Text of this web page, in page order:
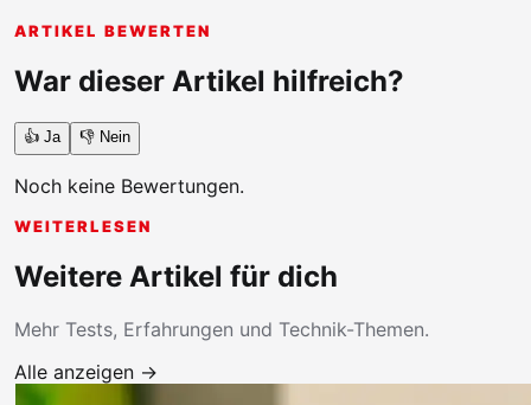
ARTIKEL BEWERTEN
War dieser Artikel hilfreich?
👍 Ja 👎 Nein
Noch keine Bewertungen.
WEITERLESEN
Weitere Artikel für dich
Mehr Tests, Erfahrungen und Technik-Themen.
Alle anzeigen →